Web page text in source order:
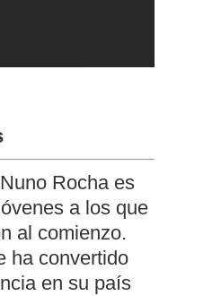
Rocha es
a los que
al comienzo.
ha convertido
en su país